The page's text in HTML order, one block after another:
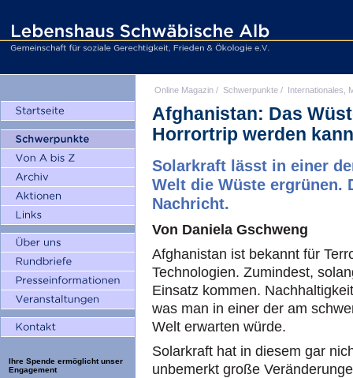
Ihre Spende ermöglicht unser
Engagement
Online Magazin / Schwerpunkte / Internationales,
Afghanistan: Das
Horrortrip werden kann
Solarkraft lässt in einer
Welt die Wüste ergrünen.
Nachricht.
Von Daniela Gschweng
Afghanistan ist bekannt für
Technologien. Zumindest,
Einsatz kommen.
was man in einer der am
Welt erwarten würde.
Solarkraft hat in diesem gar
unbemerkt große